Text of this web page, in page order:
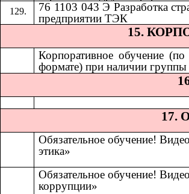
76 1103 043 Э Разработка
предприятии ТЭК
15.
Корпоративное обучение
формате) при наличии группы
17.
Обязательное обучение!
этика»
Обязательное обучение!
коррупции»